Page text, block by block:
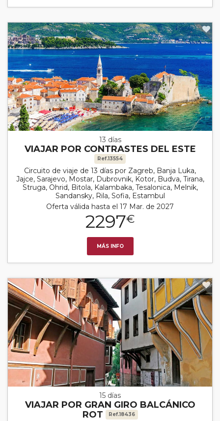
13 días
VIAJAR POR CONTRASTES DEL ESTE
Ref.13554
Circuito de viaje de 13 días por Zagreb, Banja Luka,
Jajce, Sarajevo, Mostar, Dubrovnik, Kotor, Budva, Tirana,
Struga, Ohrid, Bitola, Kalambaka, Tesalonica, Melnik,
Sandansky, Rila, Sofia, Estambul
Oferta válida hasta el 17 Mar. de 2027
2297€
MÁS INFO
15 días
VIAJAR POR GRAN GIRO BALCÁNICO
ROT
Ref.18436